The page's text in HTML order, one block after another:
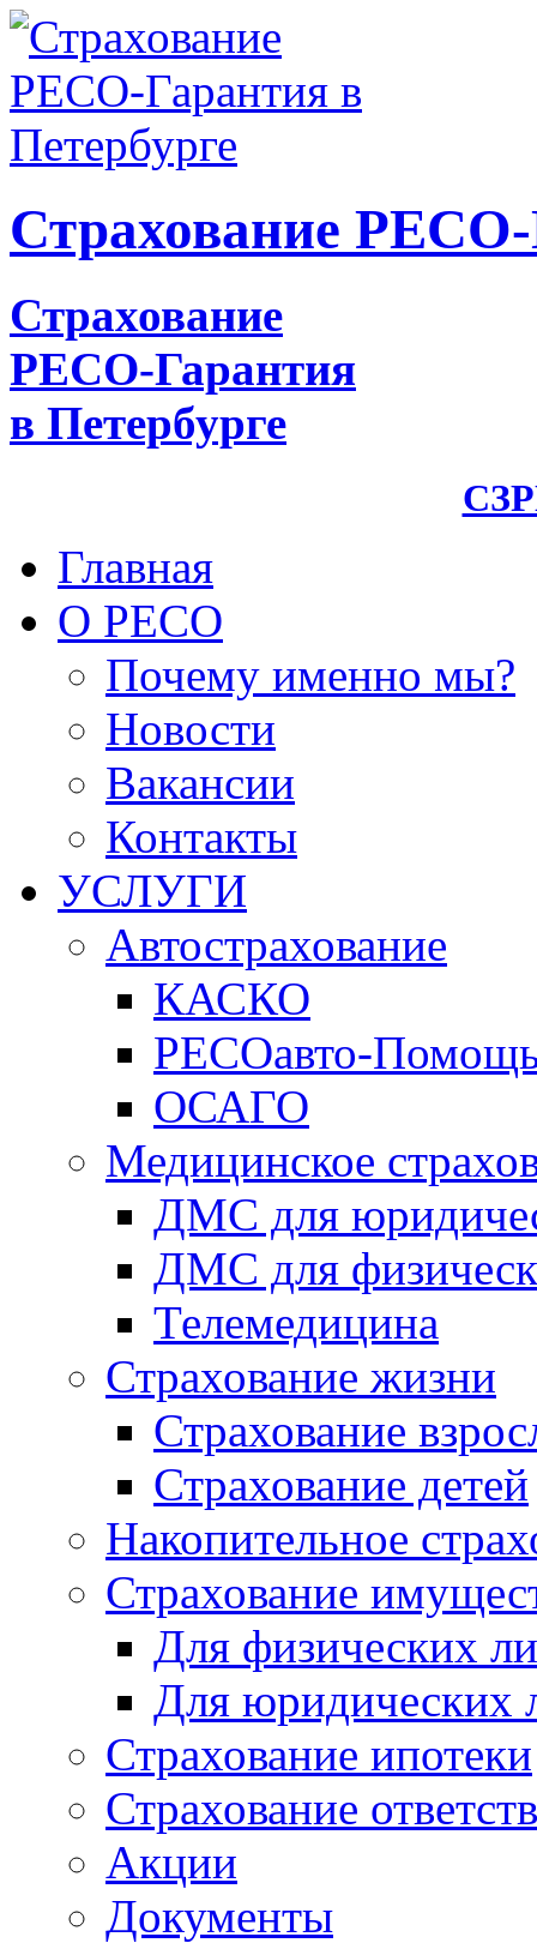
Страхование РЕСО-
Страхование
РЕСО-Гарантия
в Петербурге
Главная
О РЕСО
Почему именно мы?
Новости
Вакансии
Контакты
УСЛУГИ
Автострахование
КАСКО
РЕСОавто-
ОСАГО
Медицинское
ДМС для
ДМС для
Телемедицина
Страхование жизни
Страхование
Страхование детей
Накопительное
Страхование
Для физических
Для юридических
Страхование ипотеки
Страхование
Акции
Документы